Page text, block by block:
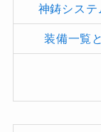
神鋳システ
装備一覧